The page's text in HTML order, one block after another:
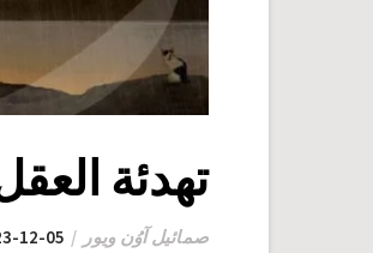
تهدئة
صمائيل آوُن ويور 12-05